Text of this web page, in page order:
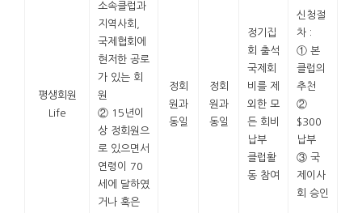
평생회원
Life
소속클럽과
지역사회,
국제협회에
현저한 공로
가 있는 회
원
② 15년이
상 정회원으
로 있으면서
연령이 70
세에 달하였
거나 혹은
정회
원과
동일
정회
원과
동일
정기집
회 출석
국제회
비를 제
외한 모
든 회비
납부
클럽활
동 참여
신청절
차 :
① 본
클럽의
추천
②
$300
납부
③ 국
제이사
회 승인